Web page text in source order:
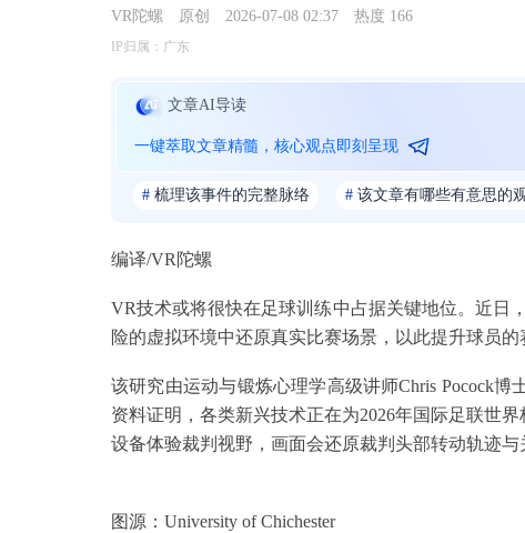
VR陀螺 原创 2026-07-08 02:37 热度 166
IP归属：广东
文章AI导读
一键萃取文章精髓，核心观点即刻呈现
# 梳理该事件的完整脉络 # 该文章有哪些有意思的
编译/VR陀螺
VR技术或将很快在足球训练中占据关键地位。近日
险的虚拟环境中还原真实比赛场景，以此提升球员的
该研究由运动与锻炼心理学高级讲师Chris Pocock博
资料证明，各类新兴技术正在为2026年国际足联世
设备体验裁判视野，画面会还原裁判头部转动轨迹与
图源：University of Chichester